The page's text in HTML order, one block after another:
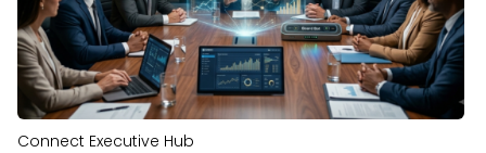
Connect Executive Hub